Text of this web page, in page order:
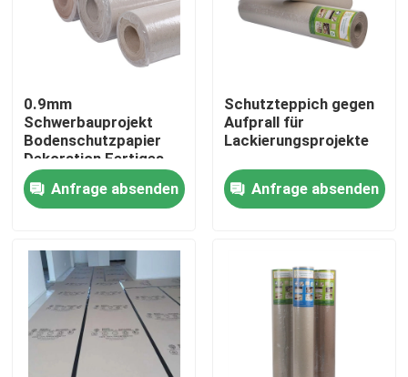
Fabrik-Ausflug
Treten Sie mit uns in Verbindung
Fordern Sie ein Zitat
Fußboden des Schutz-Papiers
Vorübergehende Boden-Schutz-Rolle
Kraftpapier-Boden-Schutz
0.9mm
Schwerbauprojekt
Bodenschutzpapier
Dekoration Fertiges
Bodenschutzmaterial
Anfrage absenden
Schutzteppich gegen
Aufprall für
Lackierungsprojekte
Anfrage absenden